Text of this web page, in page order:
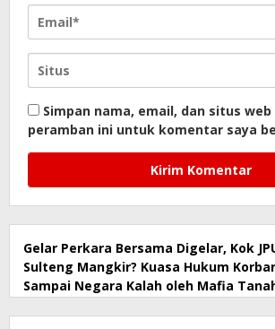
Simpan nama, email, dan situs web
peramban ini untuk komentar saya
Gelar Perkara Bersama Digelar, Kok
Sulteng Mangkir? Kuasa Hukum
Sampai Negara Kalah oleh Mafia